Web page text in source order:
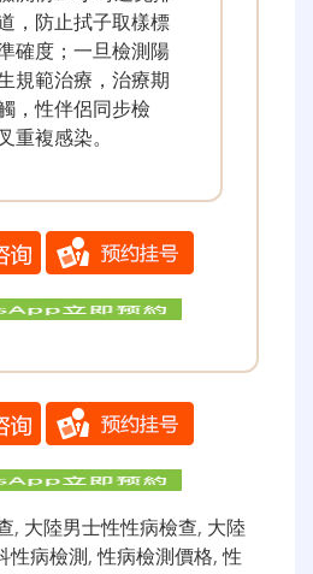
，防止拭子取樣標
確度；一旦檢測陽
規範治療，治療期
，性伴侶同步檢
重複感染。
, 大陸男士性性病檢查, 大陸
性病檢測,性病檢測價格,性